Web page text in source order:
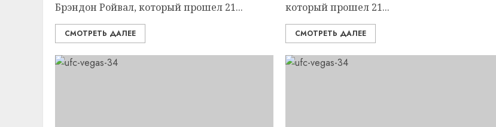
Брэндон Ройвал, который прошел 21...
СМОТРЕТЬ ДАЛЕЕ
который прошел 21...
СМОТРЕТЬ ДАЛЕЕ